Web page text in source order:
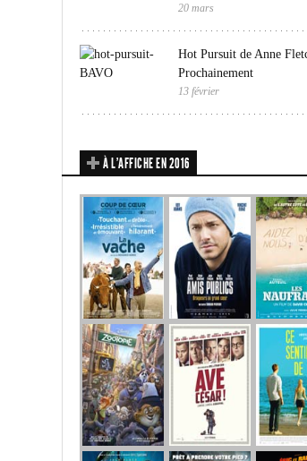
20 mars
Hot Pursuit de Anne
Prochainement
13 février
À L’AFFICHE EN 2016